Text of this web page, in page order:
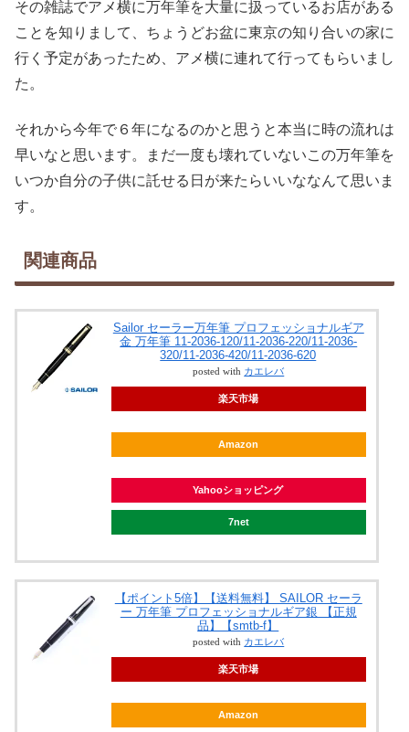
その雑誌でアメ横に万年筆を大量に扱っているお店がある
ことを知りまして、ちょうどお盆に東京の知り合いの家に
行く予定があったため、アメ横に連れて行ってもらいまし
た。
それから今年で６年になるのかと思うと本当に時の流れは
早いなと思います。まだ一度も壊れていないこの万年筆を
いつか自分の子供に託せる日が来たらいいななんて思いま
す。
関連商品
Sailor セーラー万年筆 プロフェッショナルギア
金 万年筆 11-2036-120/11-2036-220/11-2036-
320/11-2036-420/11-2036-620
posted with カエレバ
楽天市場
Amazon
Yahooショッピング
7net
【ポイント5倍】【送料無料】 SAILOR セーラ
ー 万年筆 プロフェッショナルギア銀 【正規
品】【smtb-f】
posted with カエレバ
楽天市場
Amazon